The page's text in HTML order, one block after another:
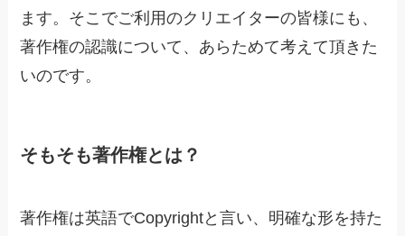
ます。そこでご利用のクリエイターの皆様にも、
著作権の認識について、あらためて考えて頂きた
いのです。
そもそも著作権とは？
著作権は英語でCopyrightと言い、明確な形を持た